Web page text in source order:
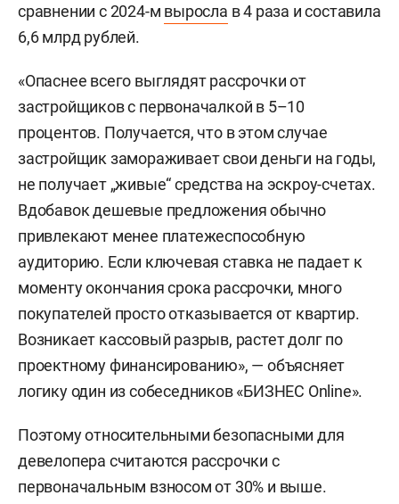
сравнении с 2024-м выросла в 4 раза и составила
6,6 млрд рублей.
«Опаснее всего выглядят рассрочки от
застройщиков с первоначалкой в 5–10
процентов. Получается, что в этом случае
застройщик замораживает свои деньги на годы,
не получает „живые“ средства на эскроу-счетах.
Вдобавок дешевые предложения обычно
привлекают менее платежеспособную
аудиторию. Если ключевая ставка не падает к
моменту окончания срока рассрочки, много
покупателей просто отказывается от квартир.
Возникает кассовый разрыв, растет долг по
проектному финансированию», — объясняет
логику один из собеседников «БИЗНЕС Online».
Поэтому относительными безопасными для
девелопера считаются рассрочки с
первоначальным взносом от 30% и выше.